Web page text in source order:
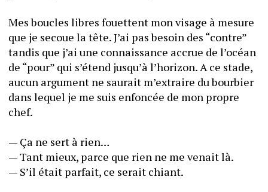
Mes boucles libres fouettent mon visage à mesure
que je secoue la tête. J’ai pas besoin des “contre”
tandis que j’ai une connaissance accrue de l’océan
de “pour” qui s’étend jusqu’à l’horizon. A ce stade,
aucun argument ne saurait m’extraire du bourbier
dans lequel je me suis enfoncée de mon propre
chef.
— Ça ne sert à rien…
— Tant mieux, parce que rien ne me venait là.